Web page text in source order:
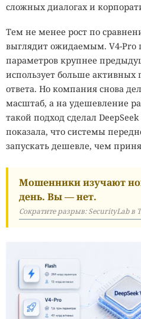
сложных диалогах и
Тем не менее рост по
выглядит ожидаемым. V4-Pro
параметров крупнее
использует больше
ответа. Но компания снова
масштаб, а на удешевление
такой подход сделал
показала, что системы
запускать дешевле, чем
Мошенники изучают
день. Вы — нет.
Сократите разрыв: SecurityLab в